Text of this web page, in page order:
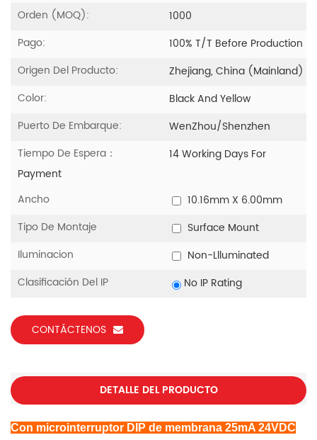
Orden (MOQ):
1000
Pago:
100% T/T Before Production
Origen Del Producto:
Zhejiang, China (Mainland)
Color:
Black And Yellow
Puerto De Embarque:
WenZhou/Shenzhen
Tiempo De Espera：
14 Working Days For
Payment
Ancho
10.16mm X 6.00mm
Tipo De Montaje
Surface Mount
Iluminacion
Non-Llluminated
Clasificación Del IP
No IP Rating
CONTÁCTENOS
DETALLE DEL PRODUCTO
Con microinterruptor DIP de membrana 25mA 24VDC